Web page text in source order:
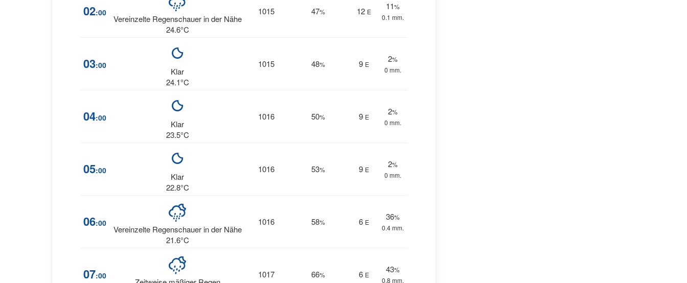
02:00
Vereinzelte Regenschauer in der Nähe
24.6°C
1015 47% 12 E
11%
0.1 mm.
03:00
Klar
24.1°C
1015 48% 9 E
2%
0 mm.
04:00
Klar
23.5°C
1016 50% 9 E
2%
0 mm.
05:00
Klar
22.8°C
1016 53% 9 E
2%
0 mm.
06:00
Vereinzelte Regenschauer in der Nähe
21.6°C
1016 58% 6 E
36%
0.4 mm.
07:00 1017 66% 6 E
43%
0.8 mm.